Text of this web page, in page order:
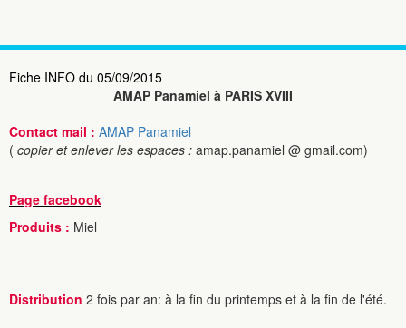
Fiche INFO du 05/09/2015
AMAP Panamiel à PARIS XVIII
Contact mail : AMAP Panamiel
( copier et enlever les espaces : amap.panamiel @ gmail.com)
Page facebook
Produits : Miel
Distribution 2 fois par an: à la fin du printemps et à la fin de l'été.